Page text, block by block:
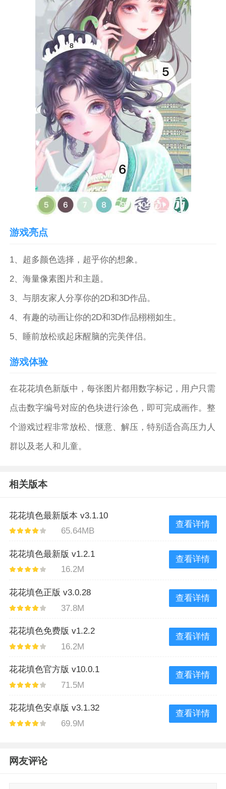
游戏亮点
1、超多颜色选择，超乎你的想象。
2、海量像素图片和主题。
3、与朋友家人分享你的2D和3D作品。
4、有趣的动画让你的2D和3D作品栩栩如生。
5、睡前放松或起床醒脑的完美伴侣。
游戏体验
在花花填色新版中，每张图片都用数字标记，用户只需
点击数字编号对应的色块进行涂色，即可完成画作。整
个游戏过程非常放松、惬意、解压，特别适合高压力人
群以及老人和儿童。
相关版本
花花填色最新版本 v3.1.10
65.64MB
查看详情
花花填色最新版 v1.2.1
16.2M
查看详情
花花填色正版 v3.0.28
37.8M
查看详情
花花填色免费版 v1.2.2
16.2M
查看详情
花花填色官方版 v10.0.1
71.5M
查看详情
花花填色安卓版 v3.1.32
69.9M
查看详情
网友评论